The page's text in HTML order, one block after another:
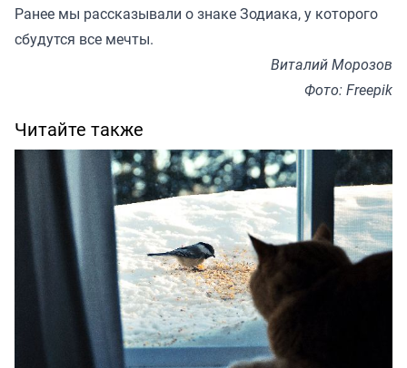
Ранее мы рассказывали о знаке Зодиака, у которого
сбудутся все мечты.
Виталий Морозов
Фото: Freepik
Читайте также